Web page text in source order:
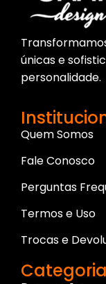
únicas e
personalidade.
Quem Somos
Fale Conosco
Perguntas
Termos e Uso
Trocas e